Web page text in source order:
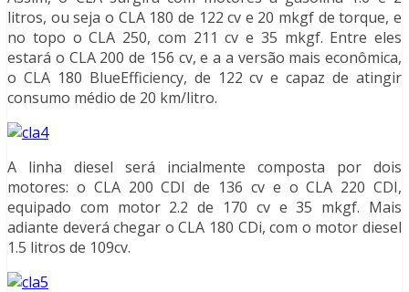
litros, ou seja o CLA 180 de 122 cv e 20 mkgf de torque, e
no topo o CLA 250, com 211 cv e 35 mkgf. Entre eles
estará o CLA 200 de 156 cv, e a a versão mais econômica,
o CLA 180 BlueEfficiency, de 122 cv e capaz de atingir
consumo médio de 20 km/litro.
A linha diesel será incialmente composta por dois
motores: o CLA 200 CDI de 136 cv e o CLA 220 CDI,
equipado com motor 2.2 de 170 cv e 35 mkgf. Mais
adiante deverá chegar o CLA 180 CDi, com o motor diesel
1.5 litros de 109cv.